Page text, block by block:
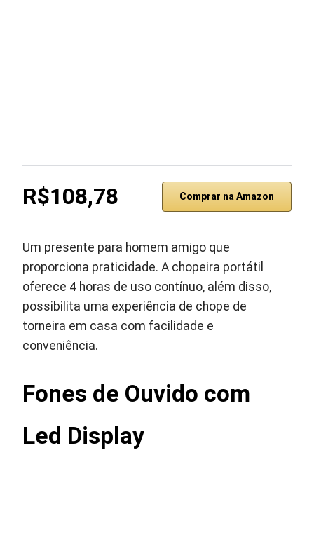
R$108,78 Comprar na Amazon
Um presente para homem amigo que
proporciona praticidade. A chopeira portátil
oferece 4 horas de uso contínuo, além disso,
possibilita uma experiência de chope de
torneira em casa com facilidade e
conveniência.
Fones de Ouvido com
Led Display